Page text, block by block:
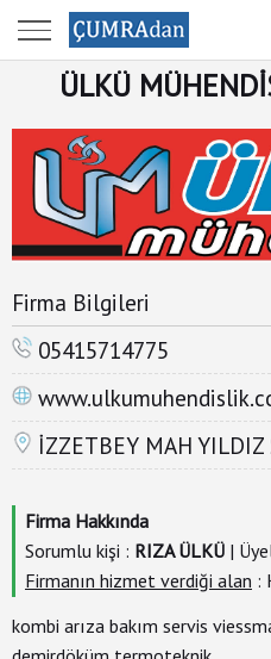
Anasayfa
Haberleri
Çatalhöyük
Antik
Kenti
Firma
Rehberi
Resimler
ile
Çumra
Tanıtım
Reklam
Çumra'da
Okullar
ÜLKÜ
Firma Bilgileri
05415714775
İZZETBEY MAH YILDIZ
Firma Hakkında
Sorumlu kişi : RIZA ÜLKÜ |
Firmanın hizmet verdiği alan :
kombi arıza bakım servis